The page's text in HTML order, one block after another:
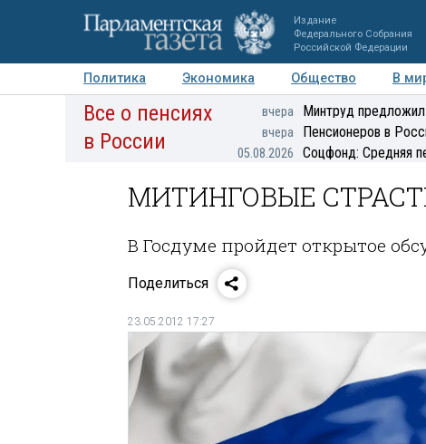
Издание
Федерального Собрания
Российской Федерации
Политика Экономика Общество В
Авторы Персоны Мнения Регионы
Все о пенсиях
в России
вчера Минтруд предложил
вчера Пенсионеров в
05.08.2026 Соцфонд: Средняя
МИТИНГОВЫЕ
В Госдуме пройдет открытое
Поделиться
23.05.2012 17:27